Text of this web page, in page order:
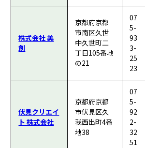
株式会社 美
創
京都府京都
市南区久世
中久世町二
丁目105番地
の21
07
5-
93
3-
25
23
伏見クリエイ
ト 株式会社
京都府京都
市伏見区久
我西出町4番
地38
07
5-
92
2-
32
51